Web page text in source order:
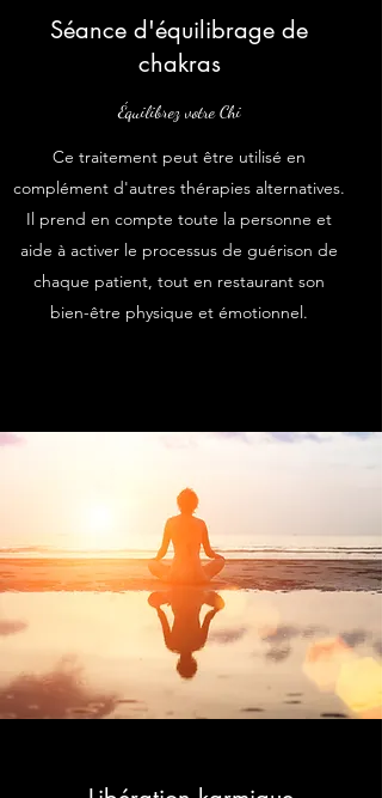
Séance d'équilibrage de
chakras
Équilibrez votre Chi
Ce traitement peut être utilisé en
complément d'autres thérapies alternatives.
Il prend en compte toute la personne et
aide à activer le processus de guérison de
chaque patient, tout en restaurant son
bien-être physique et émotionnel.